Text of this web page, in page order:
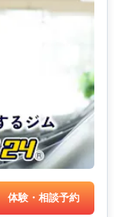
体験・相談予約